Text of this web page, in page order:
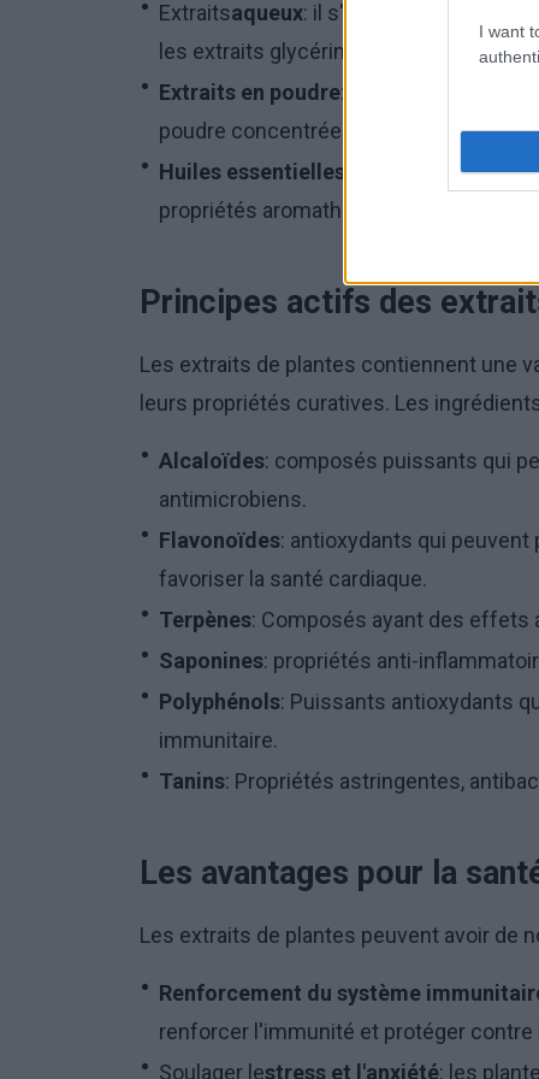
I want
Extraitsaqueux: il s'agit d'infusions et
les extraits glycérinés.
Extraits en poudre: obtenus par
poudre concentrée.
Huiles essentielles : huiles
propriétés aromathérapeutiques.
Principes actifs des
Les extraits de plantes contiennent une
leurs propriétés curatives. Les
Alcaloïdes: composés puissants qui
antimicrobiens.
Flavonoïdes: antioxydants qui
favoriser la santé cardiaque.
Terpènes: Composés ayant des
Saponines: propriétés anti-
Polyphénols: Puissants antioxydants
immunitaire.
Tanins: Propriétés astringentes,
Les avantages pour la
Les extraits de plantes peuvent avoir de
Renforcement du système
renforcer l'immunité et protéger
Soulager lestress et l'anxiété: les